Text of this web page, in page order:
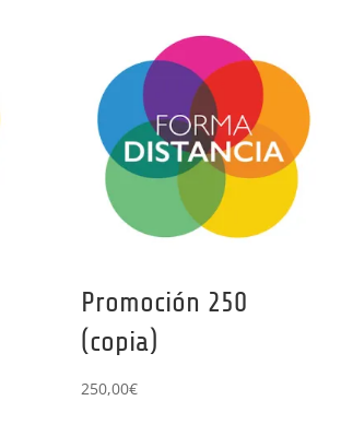
Promoción 250
(copia)
250,00€